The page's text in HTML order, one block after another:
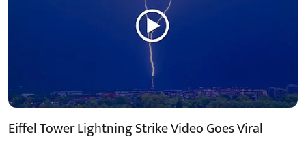
Eiffel Tower Lightning Strike Video Goes Viral